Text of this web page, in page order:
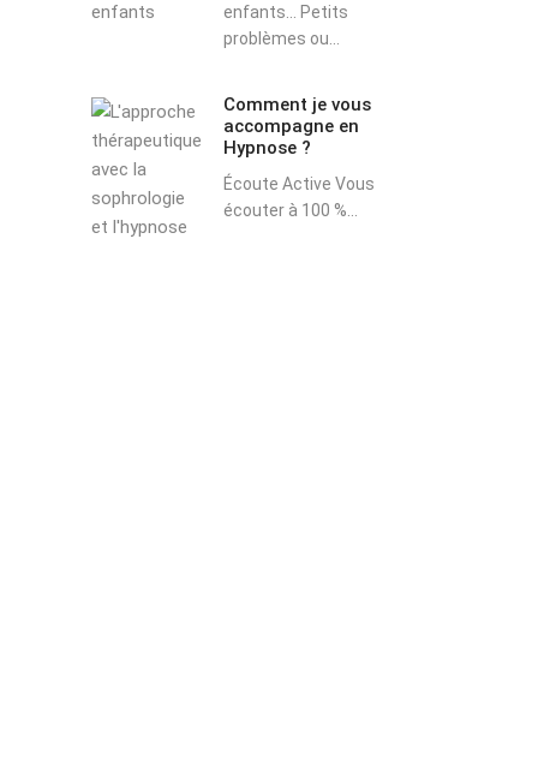
enfants... Petits
problèmes ou...
Comment je vous
accompagne en
Hypnose ?
Écoute Active Vous
écouter à 100 %...